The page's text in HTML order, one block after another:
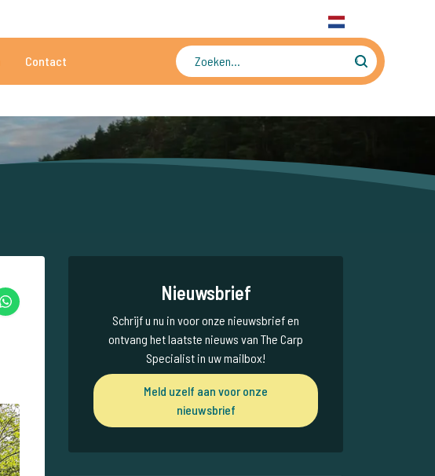
Contact
Nieuwsbrief
Schrijf u nu in voor onze nieuwsbrief en
ontvang het laatste nieuws van The Carp
Specialist in uw mailbox!
Meld uzelf aan voor onze
nieuwsbrief